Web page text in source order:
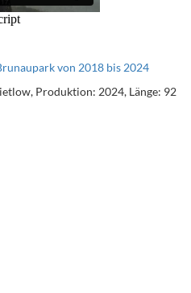
von 2018 bis 2024
Produktion: 2024, Länge: 92